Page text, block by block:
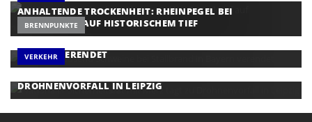
ANHALTENDE TROCKENHEIT: RHEINPEGEL BEI
DÜSSELDORF AUF HISTORISCHEM TIEF
BRENNPUNKTE
BAYERN VERENDET
VERKEHR
DROHNENVORFALL IN LEIPZIG